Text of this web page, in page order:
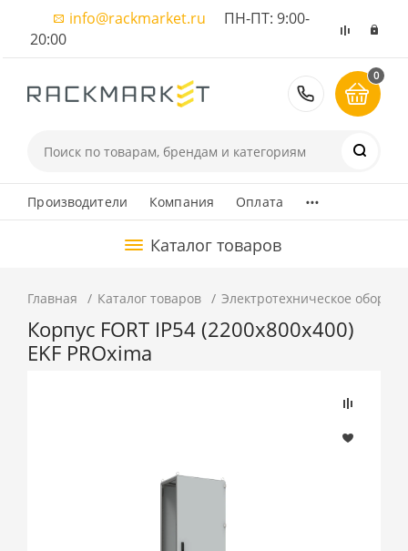
info@rackmarket.ru ПН-ПТ: 9:00-
20:00
8 (495)
0
Производители Компания Оплата ...
Каталог товаров
Главная Каталог товаров Электротехническое
Корпус FORT IP54 (2200x800x400)
EKF PROxima